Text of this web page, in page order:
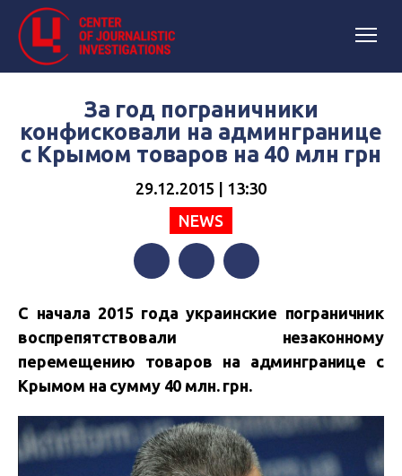
За год пограничники
конфисковали на админгранице
с Крымом товаров на 40 млн грн
29.12.2015 | 13:30
NEWS
С начала 2015 года украинские пограничник
воспрепятствовали незаконному
перемещению товаров на админгранице с
Крымом на сумму 40 млн. грн.